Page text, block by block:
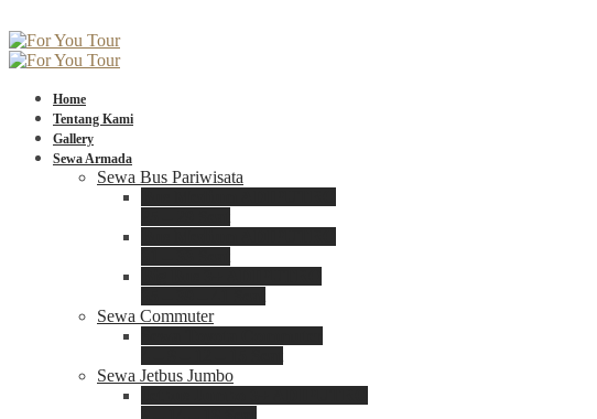
Home
Tentang Kami
Gallery
Sewa Armada
Sewa Bus Pariwisata
Sewa Commuter
Sewa Jetbus Jumbo